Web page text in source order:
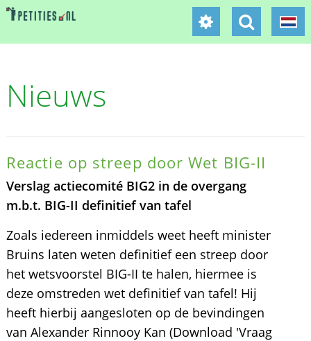
Nieuws
Reactie op streep door Wet BIG-II
Verslag actiecomité BIG2 in de overgang
m.b.t. BIG-II definitief van tafel
Zoals iedereen inmiddels weet heeft minister
Bruins laten weten definitief een streep door
het wetsvoorstel BIG-II te halen, hiermee is
deze omstreden wet definitief van tafel! Hij
heeft hierbij aangesloten op de bevindingen
van Alexander Rinnooy Kan (Download 'Vraag